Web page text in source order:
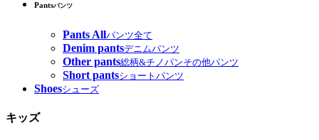
Pantsパンツ
Pants Allパンツ全て
Denim pantsデニムパンツ
Other pants総柄&チノパンその他パンツ
Short pantsショートパンツ
Shoesシューズ
キッズ